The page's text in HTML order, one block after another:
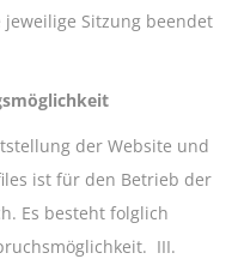
Sitzung beendet
der Website und
ist für den Betrieb der
Es besteht folglich
III.